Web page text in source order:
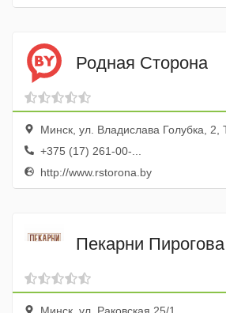
Родная Сторона
Минск, ул. Владислава Голубка, 2,
+375 (17) 261-00-...
http://www.rstorona.by
Пекарни Пирогова